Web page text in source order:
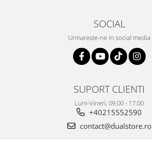
SOCIAL
Urmareste-ne in social media
SUPORT CLIENTI
Luni-Vineri, 09.00 - 17.00
+40215552590
contact@dualstore.ro